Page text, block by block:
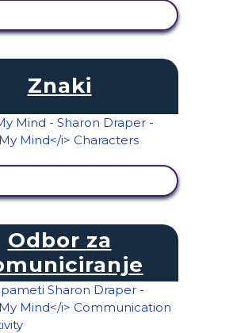
Znaki
Odbor za